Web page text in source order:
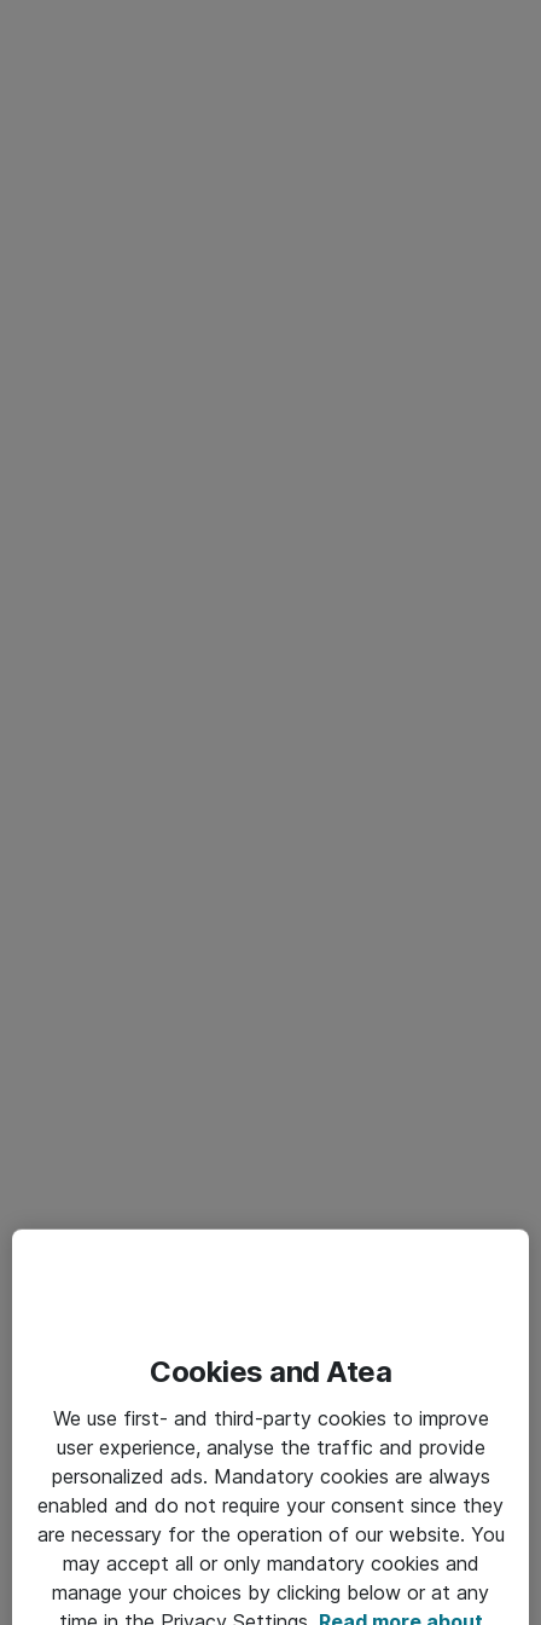
Cookies and Atea
We use first- and third-party cookies to improve
user experience, analyse the traffic and provide
personalized ads. Mandatory cookies are always
enabled and do not require your consent since they
are necessary for the operation of our website. You
may accept all or only mandatory cookies and
manage your choices by clicking below or at any